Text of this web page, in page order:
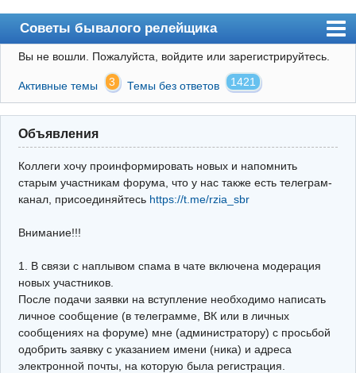
Советы бывалого релейщика
Форум
Правила
Поиск
Регистрация
Архив
Почта
Поиск релейщика
Видео РЗиА
Фотохостинг
Телеграм
Вы не вошли. Пожалуйста, войдите или зарегистрируйтесь.
Активные темы 3 Темы без ответов 1421
Объявления
Коллеги хочу проинформировать новых и напомнить
старым участникам форума, что у нас также есть телеграм-
канал, присоединяйтесь https://t.me/rzia_sbr
Внимание!!!
1. В связи с наплывом спама в чате включена модерация
новых участников.
После подачи заявки на вступление необходимо написать
личное сообщение (в телеграмме, ВК или в личных
сообщениях на форуме) мне (администратору) с просьбой
одобрить заявку с указанием имени (ника) и адреса
электронной почты, на которую была регистрация.